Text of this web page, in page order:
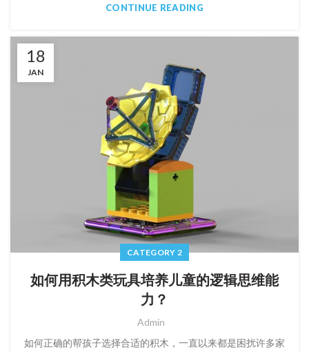
CONTINUE READING
18
JAN
CATEGORY 2
如何用积木类玩具培养儿童的逻辑思维能
力？
Admin
如何正确的帮孩子选择合适的积木，一直以来都是困扰许多家